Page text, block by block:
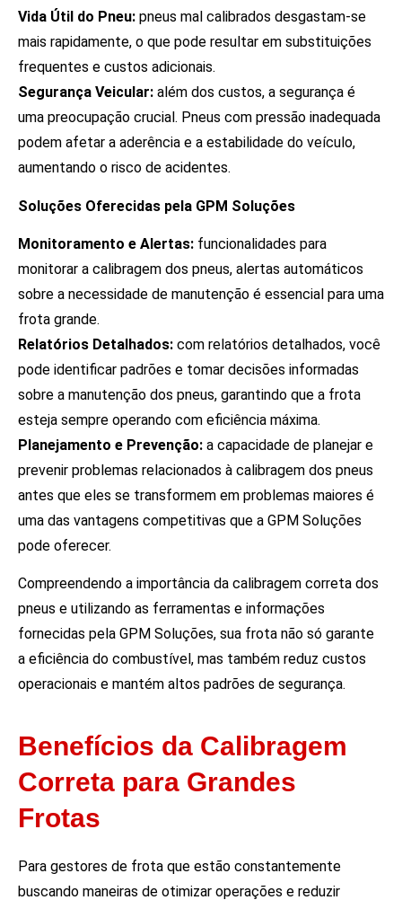
Vida Útil do Pneu: pneus mal calibrados desgastam-se
mais rapidamente, o que pode resultar em substituições
frequentes e custos adicionais.
Segurança Veicular: além dos custos, a segurança é
uma preocupação crucial. Pneus com pressão inadequada
podem afetar a aderência e a estabilidade do veículo,
aumentando o risco de acidentes.
Soluções Oferecidas pela GPM Soluções
Monitoramento e Alertas: funcionalidades para
monitorar a calibragem dos pneus, alertas automáticos
sobre a necessidade de manutenção é essencial para uma
frota grande.
Relatórios Detalhados: com relatórios detalhados, você
pode identificar padrões e tomar decisões informadas
sobre a manutenção dos pneus, garantindo que a frota
esteja sempre operando com eficiência máxima.
Planejamento e Prevenção: a capacidade de planejar e
prevenir problemas relacionados à calibragem dos pneus
antes que eles se transformem em problemas maiores é
uma das vantagens competitivas que a GPM Soluções
pode oferecer.
Compreendendo a importância da calibragem correta dos
pneus e utilizando as ferramentas e informações
fornecidas pela GPM Soluções, sua frota não só garante
a eficiência do combustível, mas também reduz custos
operacionais e mantém altos padrões de segurança.
Benefícios da Calibragem
Correta para Grandes
Frotas
Para gestores de frota que estão constantemente
buscando maneiras de otimizar operações e reduzir